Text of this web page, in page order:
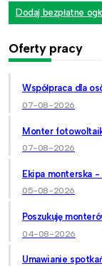
Dodaj bezpłatne
Oferty pracy
Współpraca dla
07-08-2026
Monter
07-08-2026
Ekipa monterska
05-08-2026
Poszukuję
04-08-2026
Umawianie